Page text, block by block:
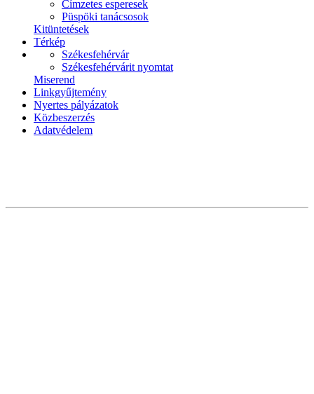
Címzetes esperesek
Püspöki tanácsosok
Kitüntetések
Térkép
Székesfehérvár
Székesfehérvárit nyomtat
Miserend
Linkgyűjtemény
Nyertes pályázatok
Közbeszerzés
Adatvédelem